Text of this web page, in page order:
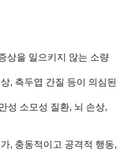
상을 일으키지 않는 소량
측두엽 간질 등이 의심된
성 소모성 질환, 뇌 손상,
, 충동적이고 공격적 행동,